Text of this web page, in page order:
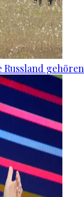
gehören